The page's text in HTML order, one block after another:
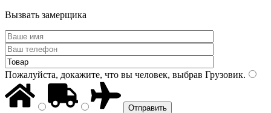
Вызвать замерщика
Пожалуйста, докажите, что вы человек, выбрав Грузовик.